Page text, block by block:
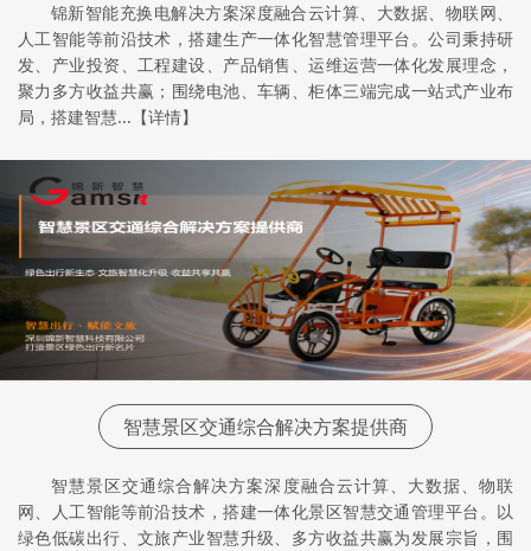
锦新智能充换电解决方案深度融合云计算、大数据、物联网、
人工智能等前沿技术，搭建生产一体化智慧管理平台。公司秉持研
发、产业投资、工程建设、产品销售、运维运营一体化发展理念，
聚力多方收益共赢；围绕电池、车辆、柜体三端完成一站式产业布
局，搭建智慧...【详情】
智慧景区交通综合解决方案提供商
智慧景区交通综合解决方案深度融合云计算、大数据、物联
网、人工智能等前沿技术，搭建一体化景区智慧交通管理平台。以
绿色低碳出行、文旅产业智慧升级、多方收益共赢为发展宗旨，围